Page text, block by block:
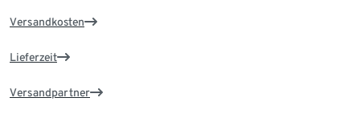
Versandkosten
Lieferzeit
Versandpartner